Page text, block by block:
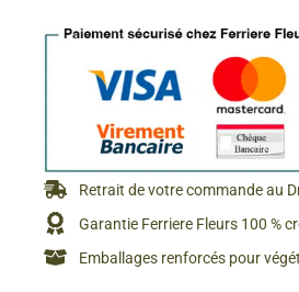
Retrait de votre commande au
Garantie Ferriere Fleurs 100 %
Emballages renforcés pour